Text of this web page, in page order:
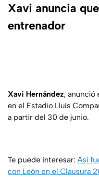
Xavi anuncia
entrenador
Xavi Hernández, anunció
en el Estadio Lluís
a partir del 30 de junio.
Te puede interesar: Así
con León en el Clausura